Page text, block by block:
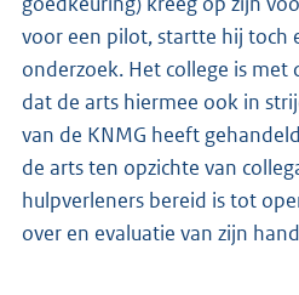
voor een pilot, startte hij toch
onderzoek. Het college is met
dat de arts hiermee ook in
van de KNMG heeft
de arts ten opzichte van
hulpverleners bereid is tot
over en evaluatie van zijn